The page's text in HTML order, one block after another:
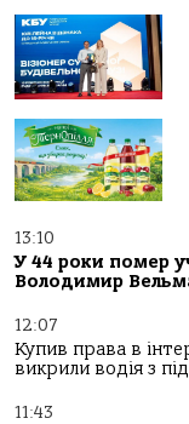
13:10
У 44 роки помер
Володимир
12:07
Купив права в
викрили водія з
11:43